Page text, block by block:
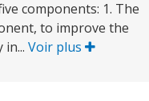
components: 1. The
to improve the
Voir plus